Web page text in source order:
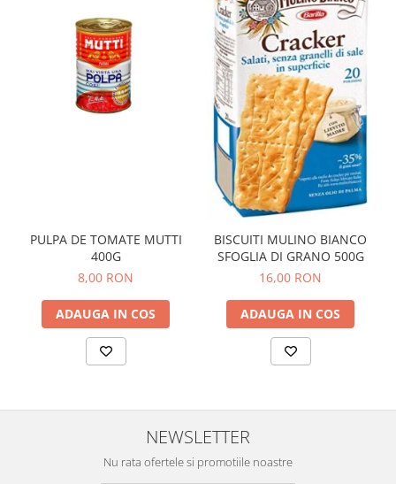
PULPA DE TOMATE MUTTI
400G
8,00 RON
ADAUGA IN COS
BISCUITI MULINO BIANCO
SFOGLIA DI GRANO 500G
16,00 RON
ADAUGA IN COS
NEWSLETTER
Nu rata ofertele si promotiile noastre